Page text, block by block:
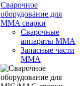
Сварочное
оборудование для
MMA сварки
Сварочные
аппараты MMA
Запасные части
MMA